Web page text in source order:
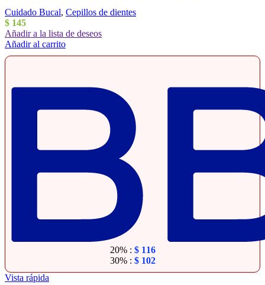
Cuidado Bucal, Cepillos de dientes
$ 145
Añadir a la lista de deseos
Añadir al carrito
20% : $116
30% : $102
Vista rápida